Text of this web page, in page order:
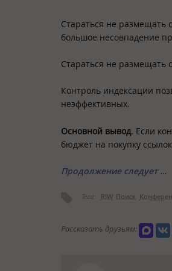
Стараться не размещать
большое несовпадение
Стараться не размещать
Контроль индексации
неэффективных.
Основной вывод. Если
бюджет на покупку
Продолжение следует …
Теги: RIW Поиск
Рассказать друзьям: